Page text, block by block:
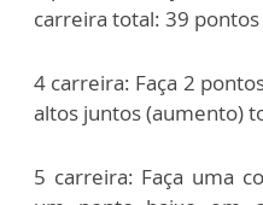
carreira total: 39 pontos
4 carreira: Faça 2
altos juntos (aumento)
5 carreira: Faça uma